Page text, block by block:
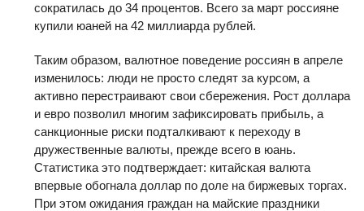
сократилась до 34 процентов. Всего за март россияне
купили юаней на 42 миллиарда рублей.
Таким образом, валютное поведение россиян в апреле
изменилось: люди не просто следят за курсом, а
активно перестраивают свои сбережения. Рост доллара
и евро позволил многим зафиксировать прибыль, а
санкционные риски подталкивают к переходу в
дружественные валюты, прежде всего в юань.
Статистика это подтверждает: китайская валюта
впервые обогнала доллар по доле на биржевых торгах.
При этом ожидания граждан на майские праздники